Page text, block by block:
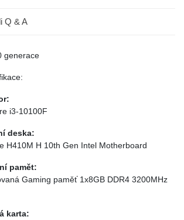
Q & A
generace
i3-10100F
deska:
H410M H 10th Gen Intel Motherboard
pamět:
Gaming paměť 1x8GB DDR4 3200MHz
karta: